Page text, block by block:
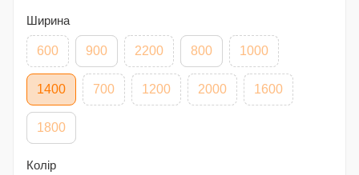
Ширина
600 900 2200 800 1000
1400 700 1200 2000 1600
1800
Колір